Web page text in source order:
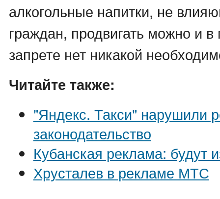
алкогольные напитки, не
граждан, продвигать можно и
запрете нет никакой
Читайте также:
"Яндекс. Такси" нарушили
законодательство
Кубанская реклама: будут
Хрусталев в рекламе МТС